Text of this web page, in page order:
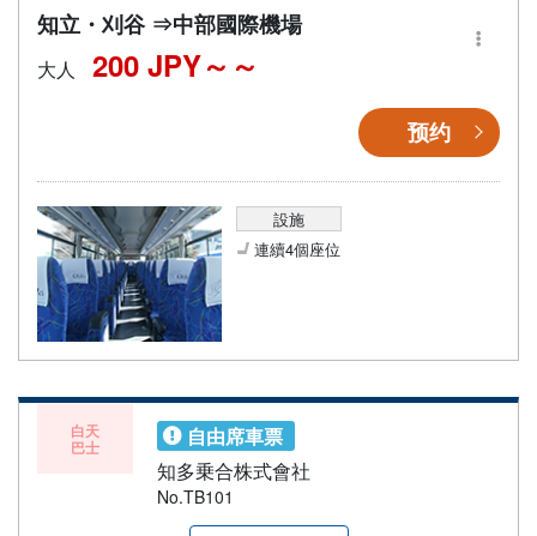
知立・刈谷 ⇒中部國際機場
大人 200 JPY～
预约
設施
連續4個座位
白天
巴士
自由席車票
知多乗合株式會社
No.TB101